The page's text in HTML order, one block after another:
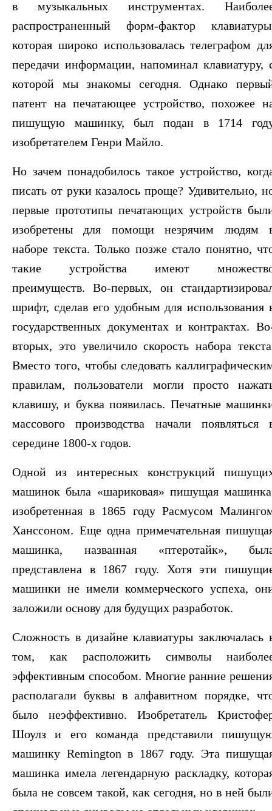
в музыкальных инструментах.
распространенный форм-фактор
которая широко использовалась телеграфом
передачи информации, напоминал клавиатуру,
которой мы знакомы сегодня. Однако
патент на печатающее устройство, похожее
пишущую машинку, был подан в 1714
изобретателем Генри Майло.
Но зачем понадобилось такое устройство,
писать от руки казалось проще? Удивительно,
первые прототипы печатающих устройств
изобретены для помощи незрячим людям
наборе текста. Только позже стало понятно,
такие устройства имеют
преимуществ. Во-первых, он
шрифт, сделав его удобным для использования
государственных документах и контрактах.
вторых, это увеличило скорость набора
Вместо того, чтобы следовать
правилам, пользователи могли просто
клавишу, и буква появилась. Печатные
массового производства начали появляться
середине 1800-х годов.
Одной из интересных конструкций
машинок была «шариковая» пишущая
изобретенная в 1865 году Расмусом
Ханссоном. Еще одна примечательная
машинка, названная «птеротайк»,
представлена в 1867 году. Хотя эти
машинки не имели коммерческого успеха,
заложили основу для будущих разработок.
Сложность в дизайне клавиатуры заключалась
том, как расположить символы
эффективным способом. Многие ранние
располагали буквы в алфавитном порядке,
было неэффективно. Изобретатель
Шоулз и его команда представили
машинку Remington в 1867 году. Эта
машинка имела легендарную раскладку,
была не совсем такой, как сегодня, но в ней